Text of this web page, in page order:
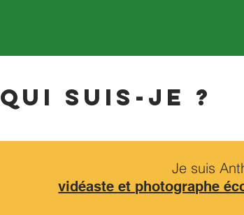
QUI SUIS-JE ?
Je suis
vidéaste et photographe